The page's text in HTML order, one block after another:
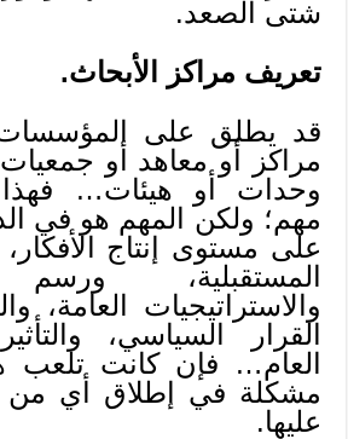
شتى الصعد.
تعريف مراكز الأبحاث.
قد يطلق على المؤسسات
مراكز أو معاهد أو
وحدات أو هيئات… فهذا
مهم؛ ولكن المهم هو في
على مستوى إنتاج
المستقبلية،
والاستراتيجيات العامة،
القرار السياسي،
العام… فإن كانت تلعب
مشكلة في إطلاق أي من
عليها.